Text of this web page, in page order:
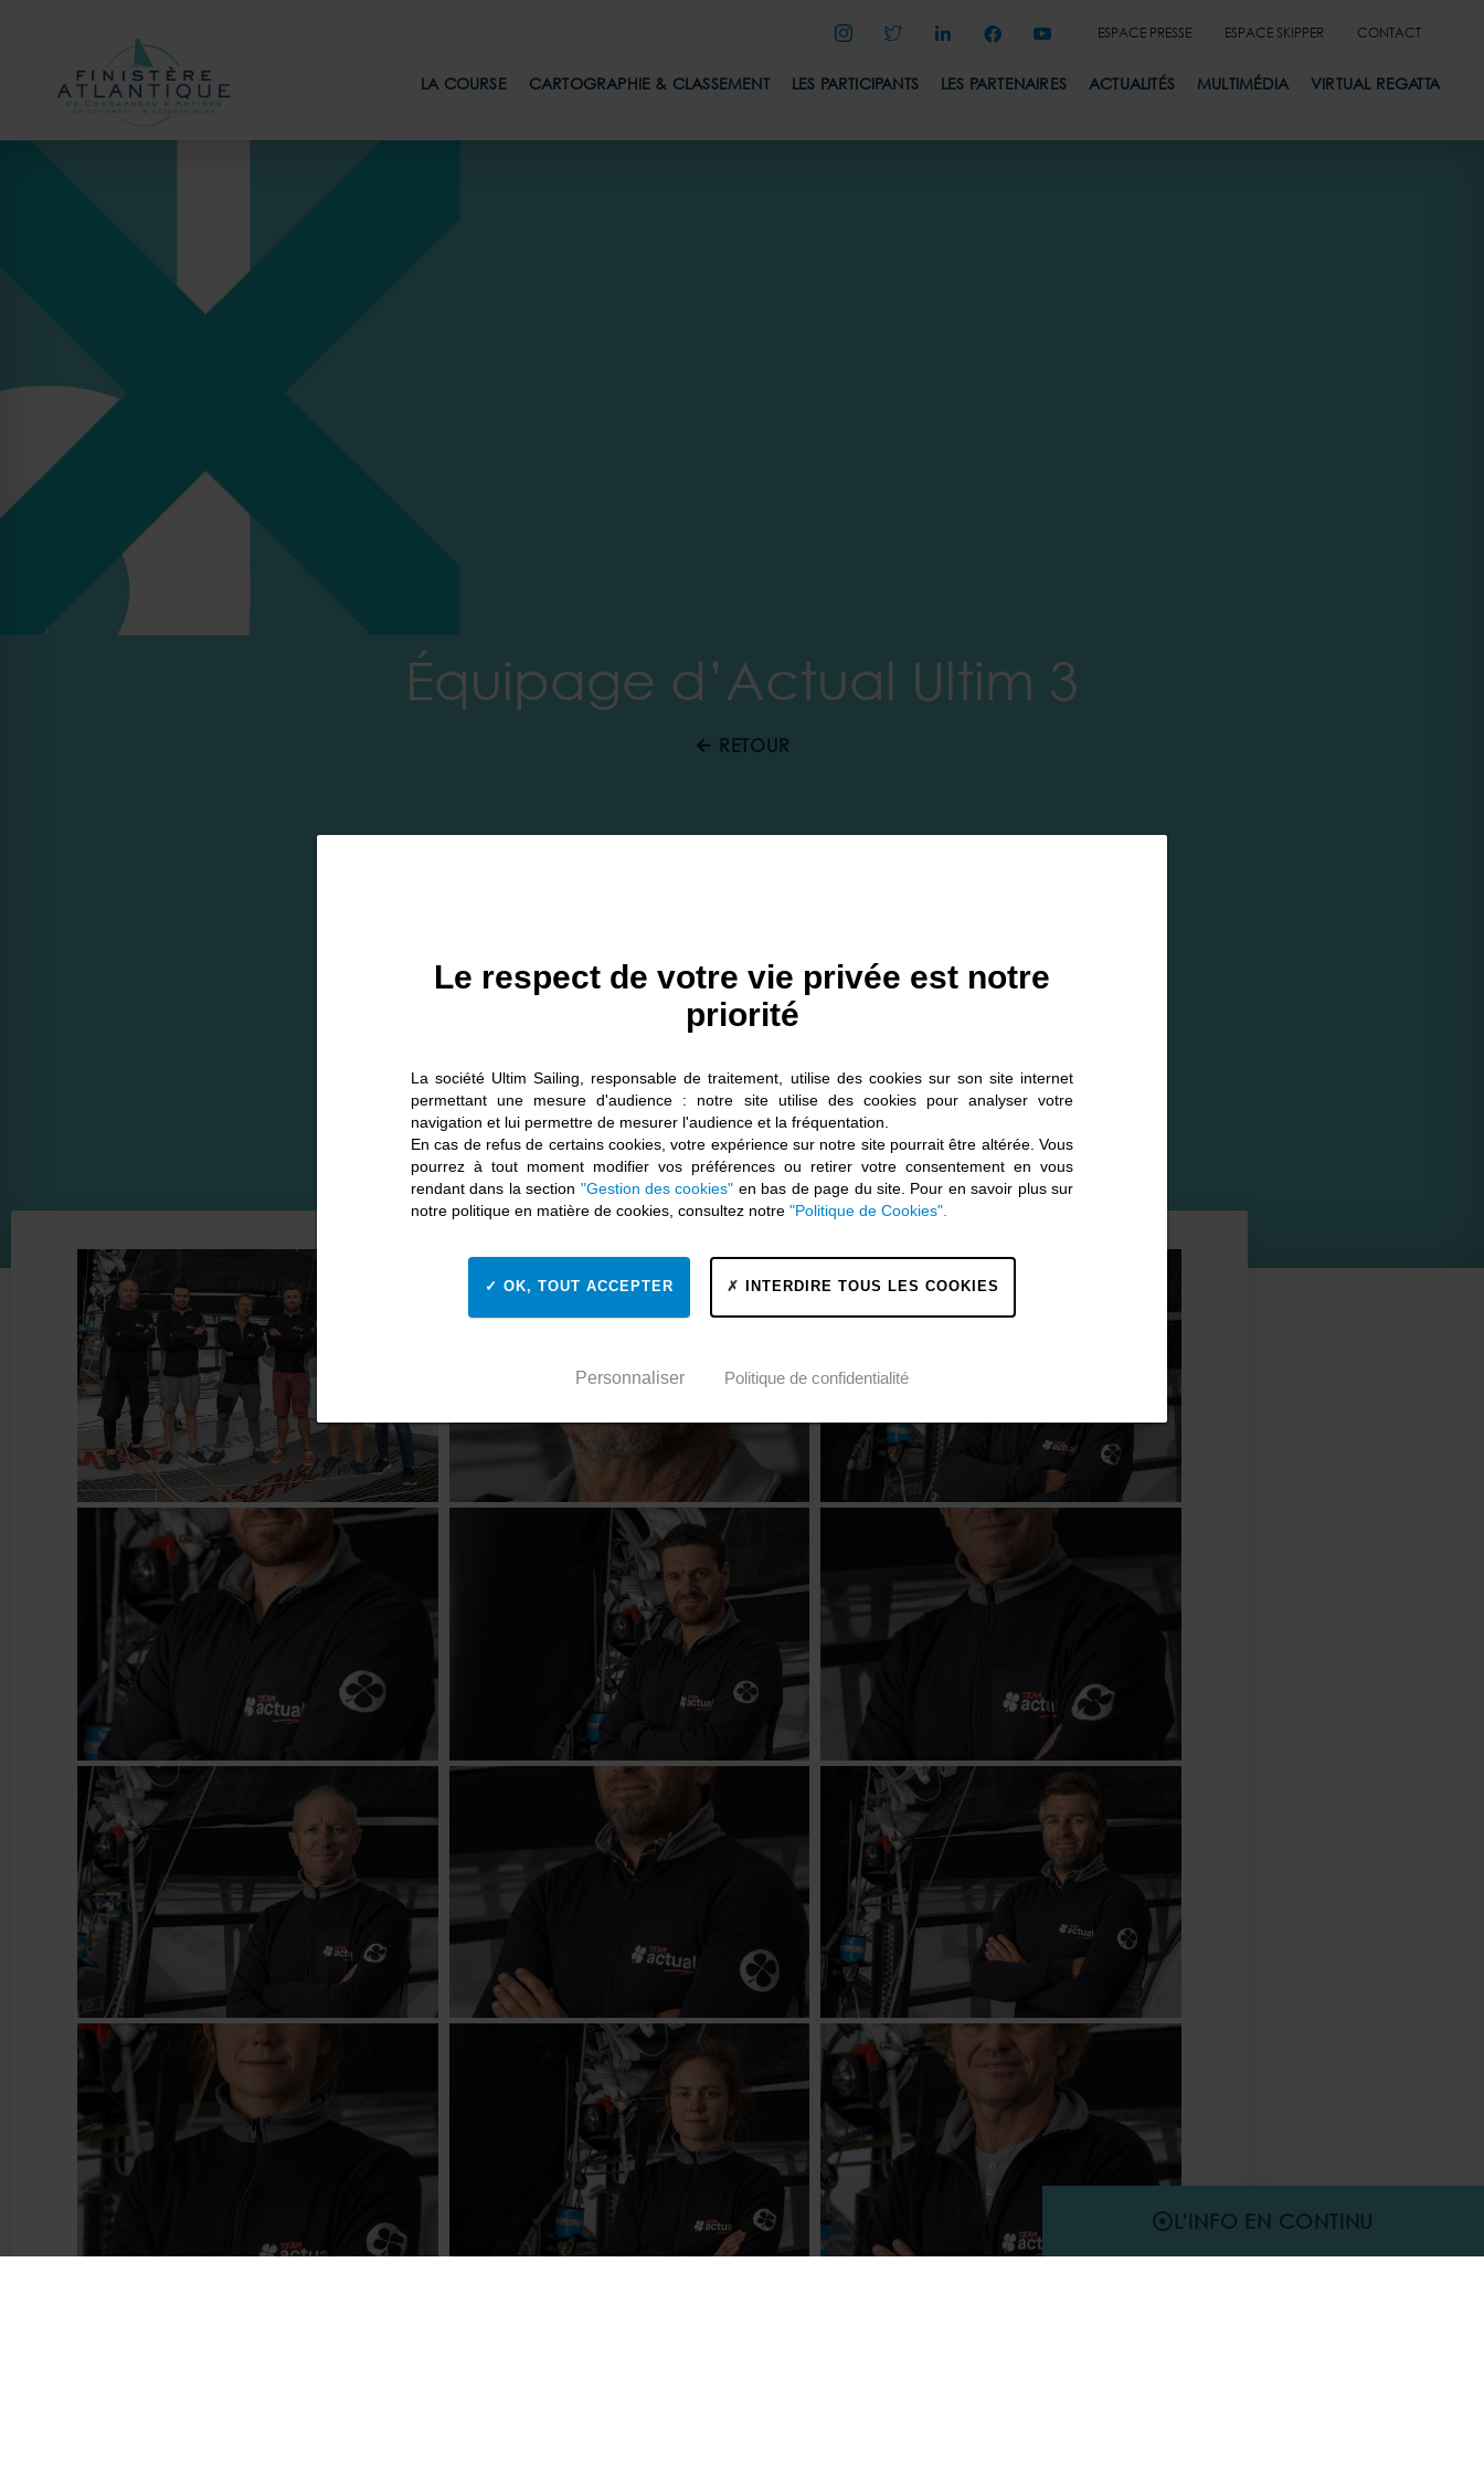
ESPACE PRESSE ESPACE SKIPPER CONTACT
LA COURSE CARTOGRAPHIE & CLASSEMENT LES PARTICIPANTS LES PARTENAIRES ACTUALITÉS MULTIMÉDIA VIRTUAL REGATTA
L'INFO EN CONTINU
Équipage d’Actual Ultim 3
RETOUR
Le respect de votre vie privée est notre
priorité
La société Ultim Sailing, responsable de traitement, utilise des cookies sur son site internet
permettant une mesure d'audience : notre site utilise des cookies pour analyser votre
navigation et lui permettre de mesurer l'audience et la fréquentation.
En cas de refus de certains cookies, votre expérience sur notre site pourrait être altérée. Vous
pourrez à tout moment modifier vos préférences ou retirer votre consentement en vous
rendant dans la section "Gestion des cookies" en bas de page du site. Pour en savoir plus sur
notre politique en matière de cookies, consultez notre "Politique de Cookies".
OK, TOUT ACCEPTER INTERDIRE TOUS LES COOKIES
Personnaliser Politique de confidentialité